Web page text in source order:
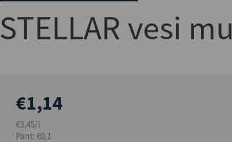
STELLAR vesi
€1,14
€3,45/l
Pant: €0,1